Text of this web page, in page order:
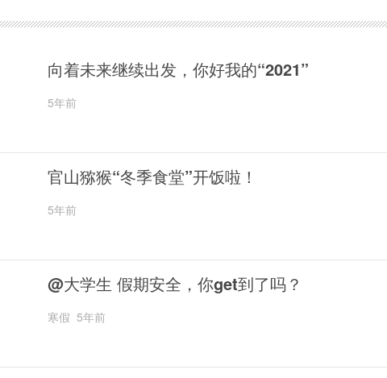
向着未来继续出发，你好我的“2021”
5年前
官山猕猴“冬季食堂”开饭啦！
5年前
@大学生 假期安全，你get到了吗？
寒假 5年前